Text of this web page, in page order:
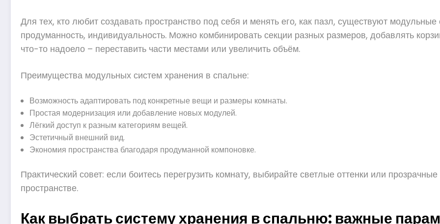
Для тех, кто любит создавать пространство под себя и менять его, как пазл, существуют
продуманность, индивидуальность. Можно комбинировать секции разных размеров, добавлять
что-то надоело – переставить части местами или увеличить объём.
Преимущества модульных систем хранения в спальне:
Возможность адаптировать под конкретные вещи и размеры комнаты.
Простая модернизация или добавление новых модулей.
Лёгкий доступ к разным категориям вещей.
Эстетичный внешний вид.
Экономия пространства благодаря продуманной компоновке.
Практический совет: если боитесь перегрузить комнату, выбирайте светлые оттенки или
пространстве.
Как выбрать систему хранения в спальню: важные